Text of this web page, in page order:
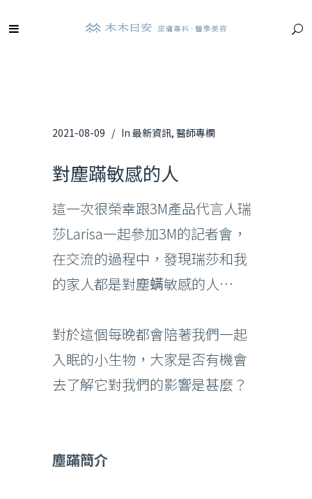
2021-08-09 In 最新資訊, 醫師專欄
對塵蹣敏感的人
這一次很榮幸跟3M產品代言人瑞
莎Larisa一起參加3M的記者會，
在交流的過程中，發現瑞莎和我
的家人都是對塵螨敏感的人…
對於這個每晚都會陪著我們一起
入眠的小生物，大家是否有機會
去了解它對我們的影響是甚麼？
塵蹣簡介